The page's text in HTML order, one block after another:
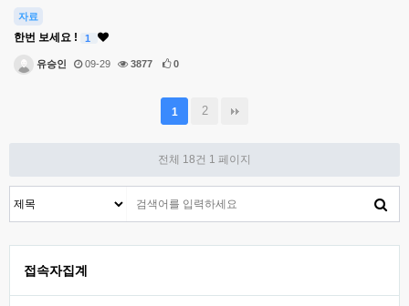
자료
한번 보세요 ! 1
유승인 09-29 3877 0
1 2
전체 18건 1 페이지
접속자집계